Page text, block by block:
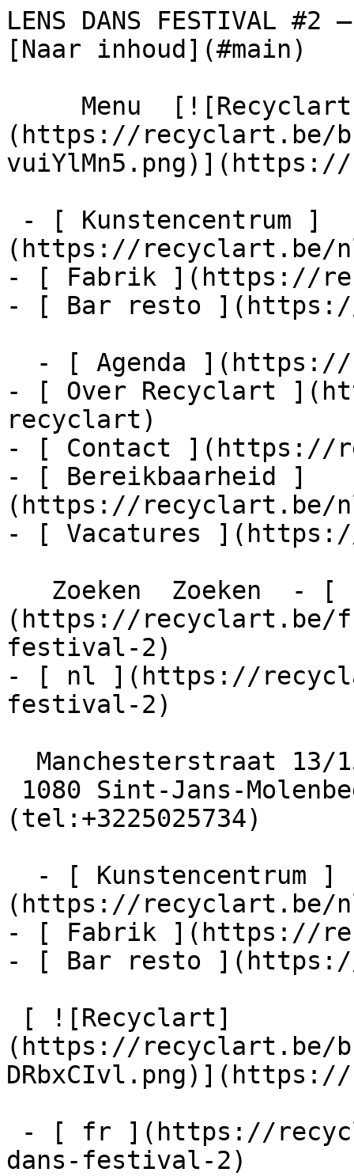
LENS DANS FESTIVAL
[Naar inhoud](#main)
(https://recyclart.be/
(https://recyclart.be/
- [ Fabrik ](https://
- [ Bar resto
- [ Over Recyclart
recyclart)
- [ Contact ](https://
- [ Bereikbaarheid ]
(https://recyclart.be/
- [ Vacatures
(https://recyclart.be/
festival-2)
- [ nl ](https://
festival-2)
(tel:+3225025734)
(https://recyclart.be/
- [ Fabrik ](https://
- [ Bar resto
(https://recyclart.be/
dans-festival-2)